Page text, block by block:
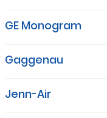
GE Monogram
Gaggenau
Jenn-Air